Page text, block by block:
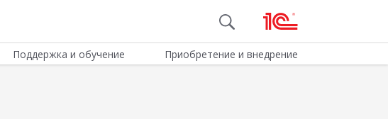
Поддержка и обучение Приобретение и внедрение